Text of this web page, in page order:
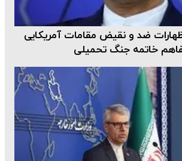
ضد و نقیض مقامات آمریکایی
خاتمه جنگ تحمیلی